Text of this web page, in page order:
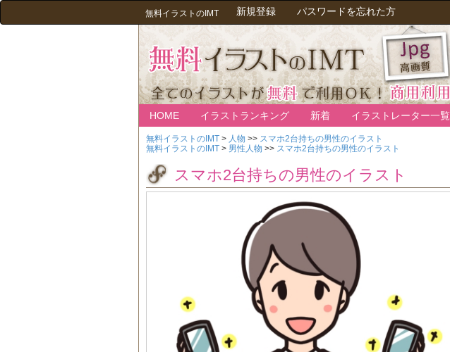
無料イラストのIMT 新規登録 パスワードを忘れた方
HOME イラストランキング 新着 イラストレーター一覧
無料イラストのIMT > 人物 >> スマホ2台持ちの男性のイラスト
無料イラストのIMT > 男性人物 >> スマホ2台持ちの男性のイラスト
スマホ2台持ちの男性のイラスト